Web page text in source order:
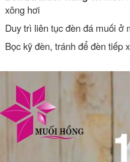
xông hơi
Duy trì liên tục đèn đá muối ở
Bọc kỹ đèn, tránh để đèn tiếp